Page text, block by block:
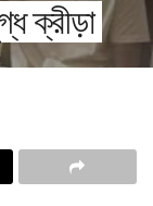
ক্রীড়া